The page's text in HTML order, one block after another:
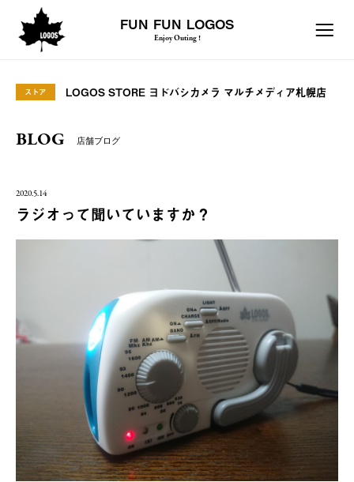
FUN FUN LOGOS
Enjoy Outing !
ストア LOGOS STORE ヨドバシカメラ マルチメディア札幌店
BLOG 店舗ブログ
2020.5.14
ラジオって聞いていますか？